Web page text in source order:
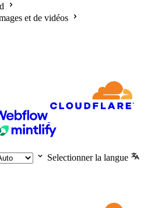
et de vidéos
Selectionner la langue